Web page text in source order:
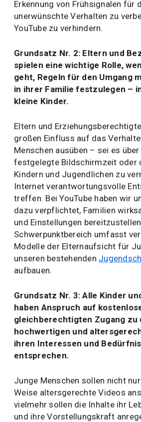
Erkennung von Frühsignalen für
unerwünschte Verhalten zu
YouTube zu verhindern.
Grundsatz Nr. 2: Eltern und
spielen eine wichtige Rolle,
geht, Regeln für den Umgang
in ihrer Familie festzulegen –
kleine Kinder.
Eltern und
großen Einfluss auf das
Menschen ausüben – sei es
festgelegte Bildschirmzeit oder
Kindern und Jugendlichen zu
Internet verantwortungsvolle
treffen. Bei YouTube haben wir
dazu verpflichtet, Familien
und Einstellungen
Schwerpunktbereich umfasst
Modelle der Elternaufsicht für
unseren bestehenden
aufbauen.
Grundsatz Nr. 3: Alle Kinder
haben Anspruch auf
gleichberechtigten Zugang zu
hochwertigen und
ihren Interessen und
entsprechen.
Junge Menschen sollen nicht
Weise altersgerechte Videos
vielmehr sollen die Inhalte ihr
und ihre Vorstellungskraft